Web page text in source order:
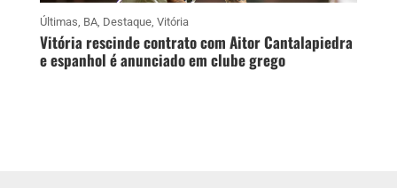
Últimas BA, Destaque, Vitória
Vitória rescinde contrato com Aitor Cantalapiedra
e espanhol é anunciado em clube grego